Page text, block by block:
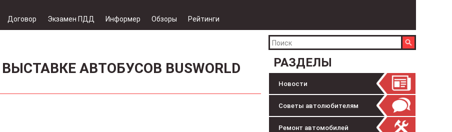
Договор Экзамен ПДД Информер Обзоры Рейтинги
РАЗДЕЛЫ
Новости
Советы автолюбителям
Ремонт автомобилей
АВТОБУСОВ BUSWORLD